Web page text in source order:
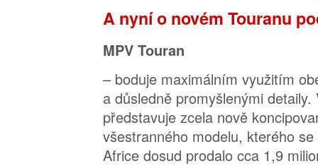
A nyní o novém Touranu
MPV Touran
– boduje maximálním využitím
a důsledně promyšlenými
představuje zcela nově
všestranného modelu, kterého
Africe dosud prodalo cca 1,9